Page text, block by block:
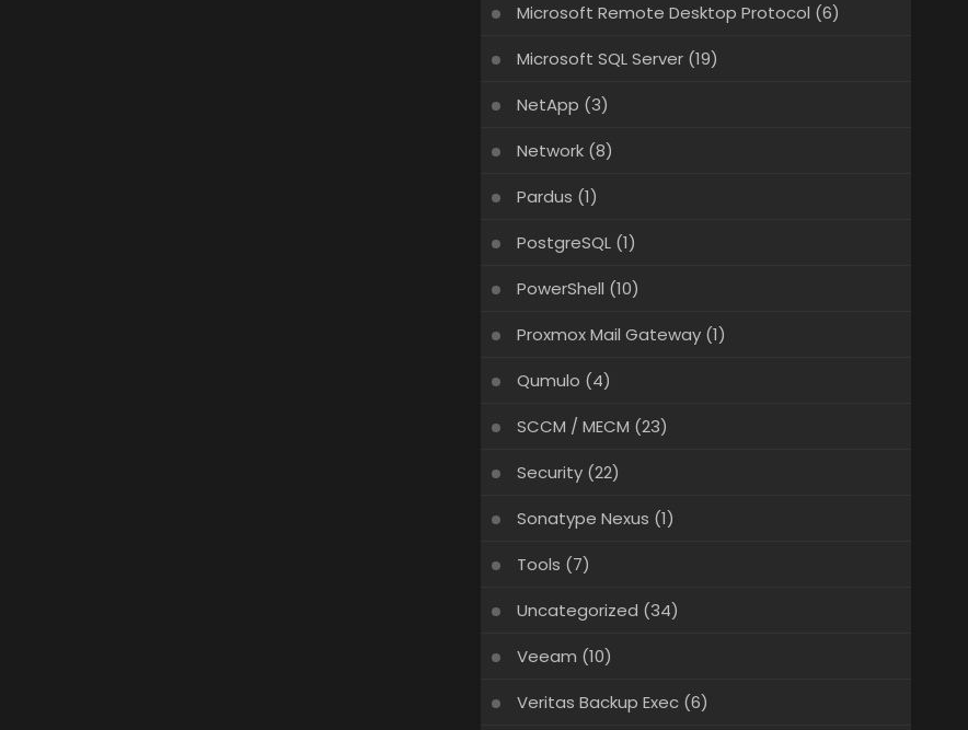
Microsoft Remote Desktop Protocol (6)
Microsoft SQL Server(19)
NetApp (3)
Network(8)
Pardus (1)
PostgreSQL(1)
PowerShell (10)
Proxmox Mail Gateway(1)
Qumulo (4)
SCCM / MECM (23)
Security(22)
Sonatype Nexus (1)
Tools (7)
Uncategorized (34)
Veeam (10)
Veritas Backup Exec(6)